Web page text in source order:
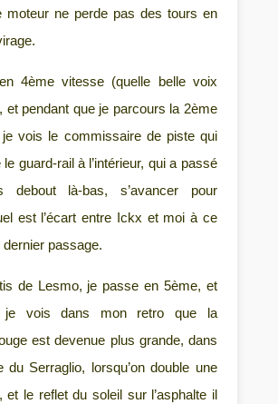
moteur ne perde pas des tours en
4ème vitesse (quelle belle voix
et pendant que je parcours la 2ème
vois le commissaire de piste qui
guard-rail à l’intérieur, qui a passé
debout là-bas, s’avancer pour
est l’écart entre Ickx et moi à ce
passage.
de Lesmo, je passe en 5ème, et
je vois dans mon retro que la
est devenue plus grande, dans
du Serraglio, lorsqu’on double une
et le reflet du soleil sur l’asphalte il